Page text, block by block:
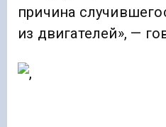
причина
из двигателей», —